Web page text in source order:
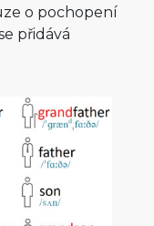
o pochopení
přidává